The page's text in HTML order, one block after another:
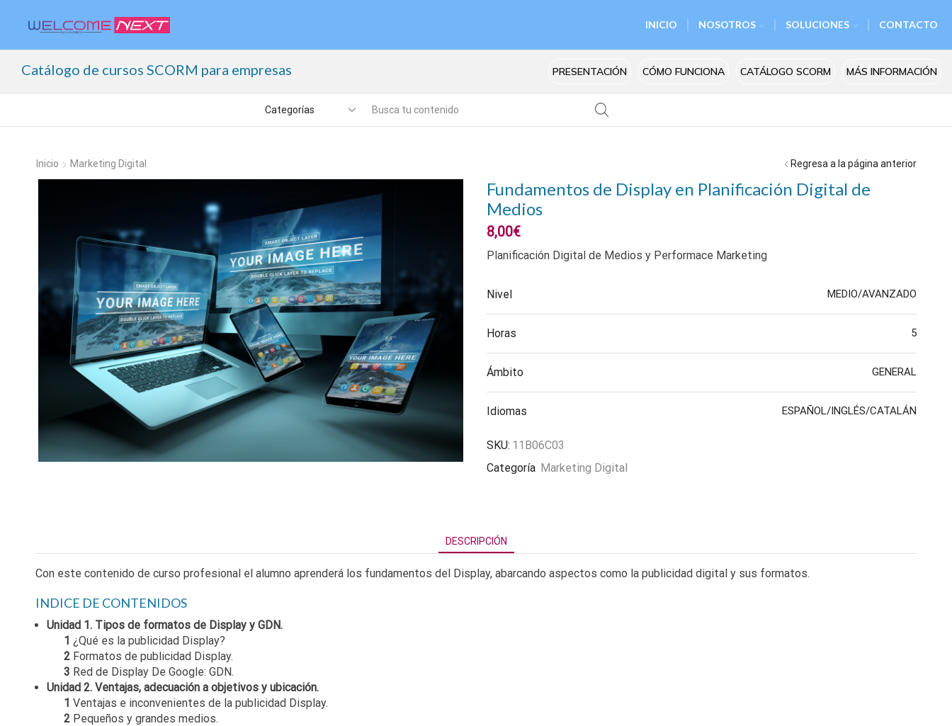
INICIO NOSOTROS SOLUCIONES CONTACTO
Catálogo de cursos SCORM para empresas PRESENTACIÓN CÓMO FUNCIONA CATÁLOGO SCORM MÁS INFORMACIÓN
Inicio Marketing Digital Regresa a la página anterior
Fundamentos de Display en Planificación Digital de
Medios
8,00€
Planificación Digital de Medios y Performace Marketing
Nivel MEDIO/AVANZADO
Horas 5
Ámbito GENERAL
Idiomas ESPAÑOL/INGLÉS/CATALÁN
SKU: 11B06C03
Categoría Marketing Digital
DESCRIPCIÓN
Con este contenido de curso profesional el alumno aprenderá los fundamentos del Display, abarcando aspectos como la publicidad digital y sus formatos.
INDICE DE CONTENIDOS
Unidad 1. Tipos de formatos de Display y GDN.
1 ¿Qué es la publicidad Display?
2Formatos de publicidad Display.
3 Red de Display De Google: GDN.
Unidad 2. Ventajas, adecuación a objetivos y ubicación.
1 Ventajas e inconvenientes de la publicidad Display.
2Pequeños y grandes medios.